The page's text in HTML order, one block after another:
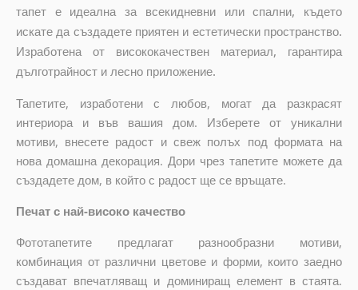
тапет е идеална за всекидневни или спални, където
искате да създадете приятен и естетически пространство.
Изработена от висококачествен материал, гарантира
дълготрайност и лесно приложение.
Тапетите, изработени с любов, могат да разкрасят
интериора и във вашия дом. Изберете от уникални
мотиви, внесете радост и свеж полъх под формата на
нова домашна декорация. Дори чрез тапетите можете да
създадете дом, в който с радост ще се връщате.
Печат с най-високо качество
Фототапетите предлагат разнообразни мотиви,
комбинация от различни цветове и форми, които заедно
създават впечатляващ и доминиращ елемент в стаята.